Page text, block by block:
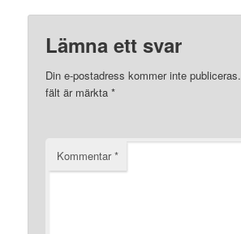
Lämna ett svar
Din e-postadress kommer inte publiceras.
fält är märkta*
Kommentar*